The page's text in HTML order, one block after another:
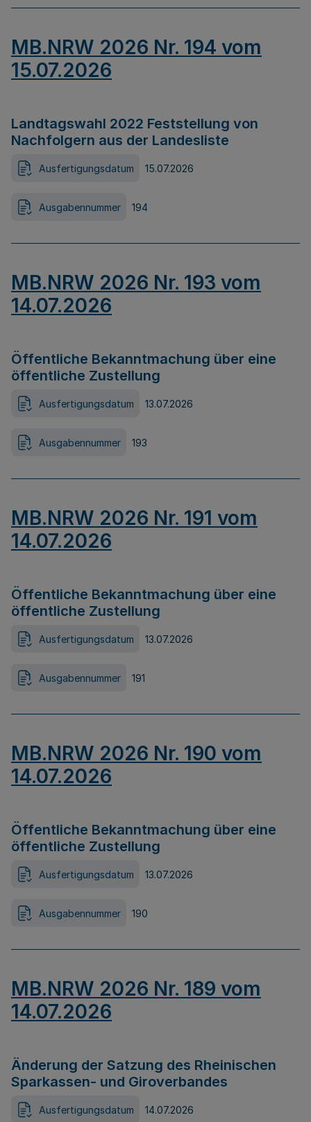
MB.NRW 2026 Nr. 194 vom
15.07.2026
Landtagswahl 2022 Feststellung von
Nachfolgern aus der Landesliste
Ausfertigungsdatum 15.07.2026
Ausgabennummer 194
MB.NRW 2026 Nr. 193 vom
14.07.2026
Öffentliche Bekanntmachung über eine
öffentliche Zustellung
Ausfertigungsdatum 13.07.2026
Ausgabennummer 193
MB.NRW 2026 Nr. 191 vom
14.07.2026
Öffentliche Bekanntmachung über eine
öffentliche Zustellung
Ausfertigungsdatum 13.07.2026
Ausgabennummer 191
MB.NRW 2026 Nr. 190 vom
14.07.2026
Öffentliche Bekanntmachung über eine
öffentliche Zustellung
Ausfertigungsdatum 13.07.2026
Ausgabennummer 190
MB.NRW 2026 Nr. 189 vom
14.07.2026
Änderung der Satzung des Rheinischen
Sparkassen- und Giroverbandes
Ausfertigungsdatum 14.07.2026